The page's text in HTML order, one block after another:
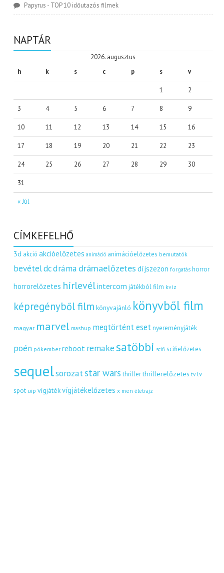
Papyrus - TOP 10 időutazós filmek
NAPTÁR
2026. augusztus
h
k s c p s v
« Júl
1 2
3 4 5 6 7 8 9
10 11 12 13 14 15 16
17 18 19 20 21 22 23
24 25 26 27 28 29 30
31
CÍMKEFELHŐ
3d akció akcióelőzetes animáció animációelőzetes bemutatók
bevételdcdráma drámaelőzetes díjszezon forgatás horror
horrorelőzetes hírlevélintercom játékból film kvíz
képregényből film könyvajánló könyvből film
magyar marvel mashup megtörtént eset nyereményjáték
poén pókember reboot remakesatöbbi scifi scifielőzetes
sequelsorozat star wars thriller thrillerelőzetes tv tv
spot uip vígjátékvígjátékelőzetes x men életrajz